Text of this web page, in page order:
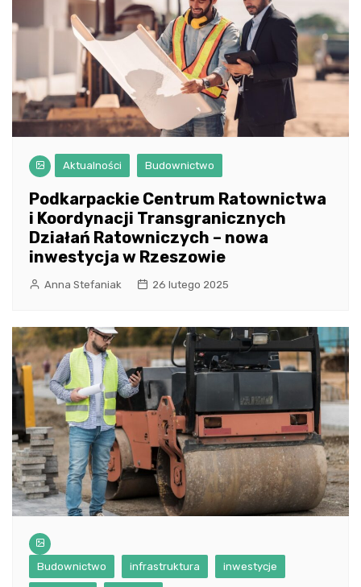
Aktualności Budownictwo
Podkarpackie Centrum Ratownictwa
i Koordynacji Transgranicznych
Działań Ratowniczych – nowa
inwestycja w Rzeszowie
Anna Stefaniak 26 lutego 2025
Budownictwo infrastruktura inwestycje